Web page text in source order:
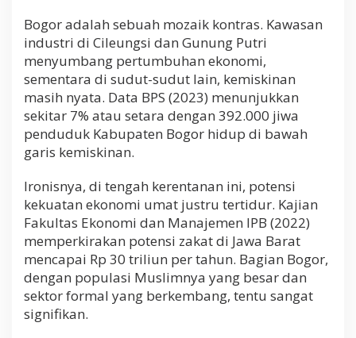
Bogor adalah sebuah mozaik kontras. Kawasan
industri di Cileungsi dan Gunung Putri
menyumbang pertumbuhan ekonomi,
sementara di sudut-sudut lain, kemiskinan
masih nyata. Data BPS (2023) menunjukkan
sekitar 7% atau setara dengan 392.000 jiwa
penduduk Kabupaten Bogor hidup di bawah
garis kemiskinan.
Ironisnya, di tengah kerentanan ini, potensi
kekuatan ekonomi umat justru tertidur. Kajian
Fakultas Ekonomi dan Manajemen IPB (2022)
memperkirakan potensi zakat di Jawa Barat
mencapai Rp 30 triliun per tahun. Bagian Bogor,
dengan populasi Muslimnya yang besar dan
sektor formal yang berkembang, tentu sangat
signifikan.